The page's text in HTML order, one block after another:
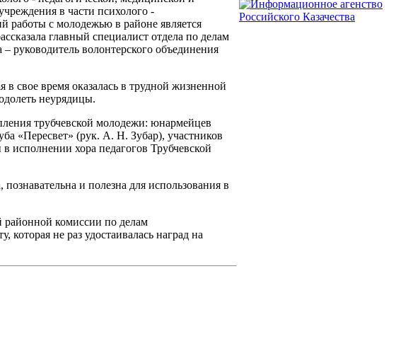
в части психолого -
работы с молодежью в районе является
главный специалист отдела по делам
руководитель волонтерского объединения
свое время оказалась в трудной жизненной
неурядицы.
трубчевской молодежи: юнармейцев
«Пересвет» (рук. А. Н. Зубар), участников
исполнении хора педагогов Трубчевской
и полезна для использования в
районной комиссии по делам
не раз удостаивалась наград на